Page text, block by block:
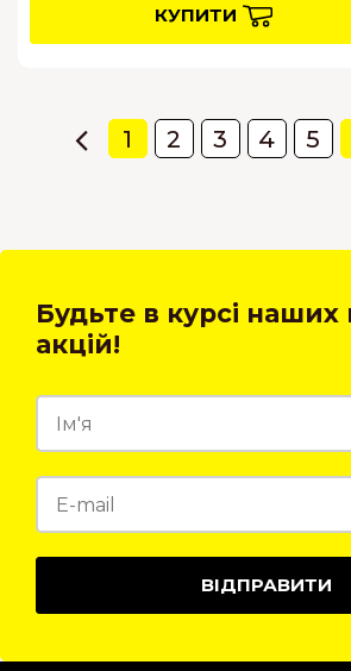
КУПИТИ
1 2 3 4 5
Будьте в курсі наших
акцій!
ВІДПРАВИТИ